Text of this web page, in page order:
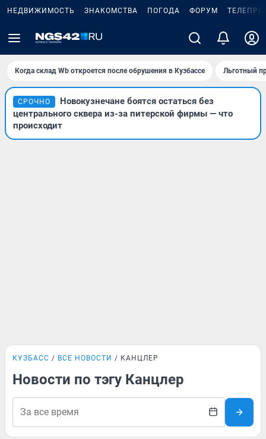
НЕДВИЖИМОСТЬ ЗНАКОМСТВА ПОГОДА ФОРУМ
Когда склад Wb откроется после обрушения в Кузбассе Льготный
СРОЧНО
Новокузнечане боятся остаться без
центрального сквера из-за питерской фирмы — что
происходит
КУЗБАСС ВСЕ НОВОСТИ КАНЦЛЕР
Новости по тэгу Канцлер